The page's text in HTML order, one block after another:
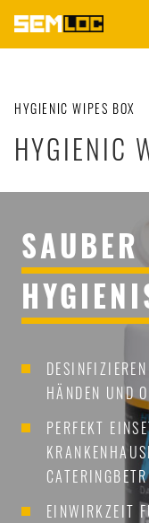
HYGIENIC WIPES BOX
HYGIENIC
SAUBER
HÄNDEN UND
PERFEKT
EINWIRKZEIT